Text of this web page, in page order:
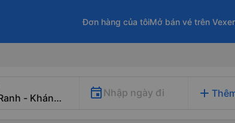
Đơn hàng của tôiMở bán vé trên
Nhập ngày đi add